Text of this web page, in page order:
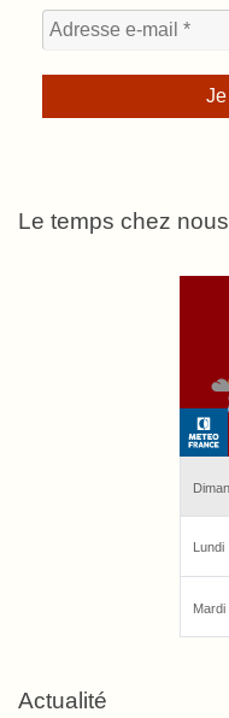
Le temps chez nous
Actualité